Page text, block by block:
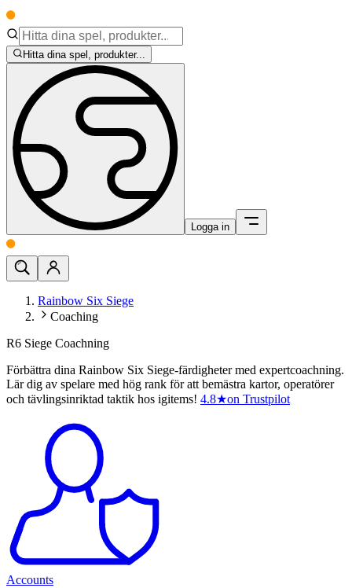
Hitta dina spel, produkter...
Logga in
Rainbow Six Siege
Coaching
R6 Siege Coachning
Förbättra dina Rainbow Six Siege-färdigheter med expertcoachning.
Lär dig av spelare med hög rank för att bemästra kartor, operatörer
och tävlingsinriktad taktik hos igitems! 4.8★on Trustpilot
Accounts